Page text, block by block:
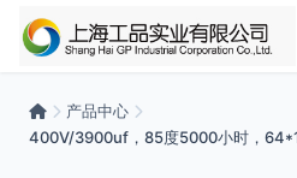
产品中心
400V/3900uf，85度5000小时，